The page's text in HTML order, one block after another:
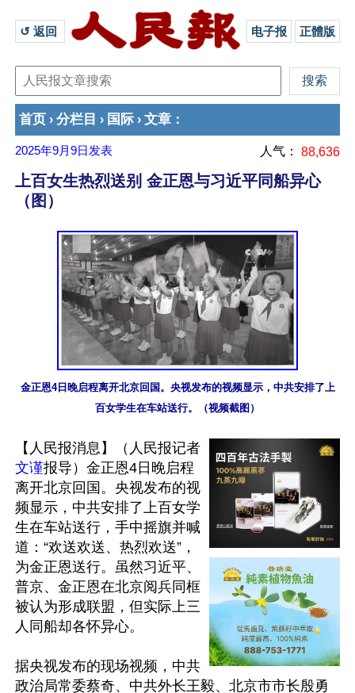
↺ 返回 电子报 正體版
首页 › 分栏目 › 国际 › 文章 ：
2025年9月9日 发表 人气： 88,636
上百女生热烈送别 金正恩与习近平同船异心
（图）
金正恩4日晚启程离开北京回国。央视发布的视频显示，中共安排了上
百女学生在车站送行。（视频截图）
【人民报消息】（人民报记者
文谨报导）金正恩4日晚启程
离开北京回国。央视发布的视
频显示，中共安排了上百女学
生在车站送行，手中摇旗并喊
道：“欢送欢送、热烈欢送”，
为金正恩送行。虽然习近平、
普京、金正恩在北京阅兵同框
被认为形成联盟，但实际上三
人同船却各怀异心。
据央视发布的现场视频，中共
政治局常委蔡奇、中共外长王毅、北京市市长殷勇